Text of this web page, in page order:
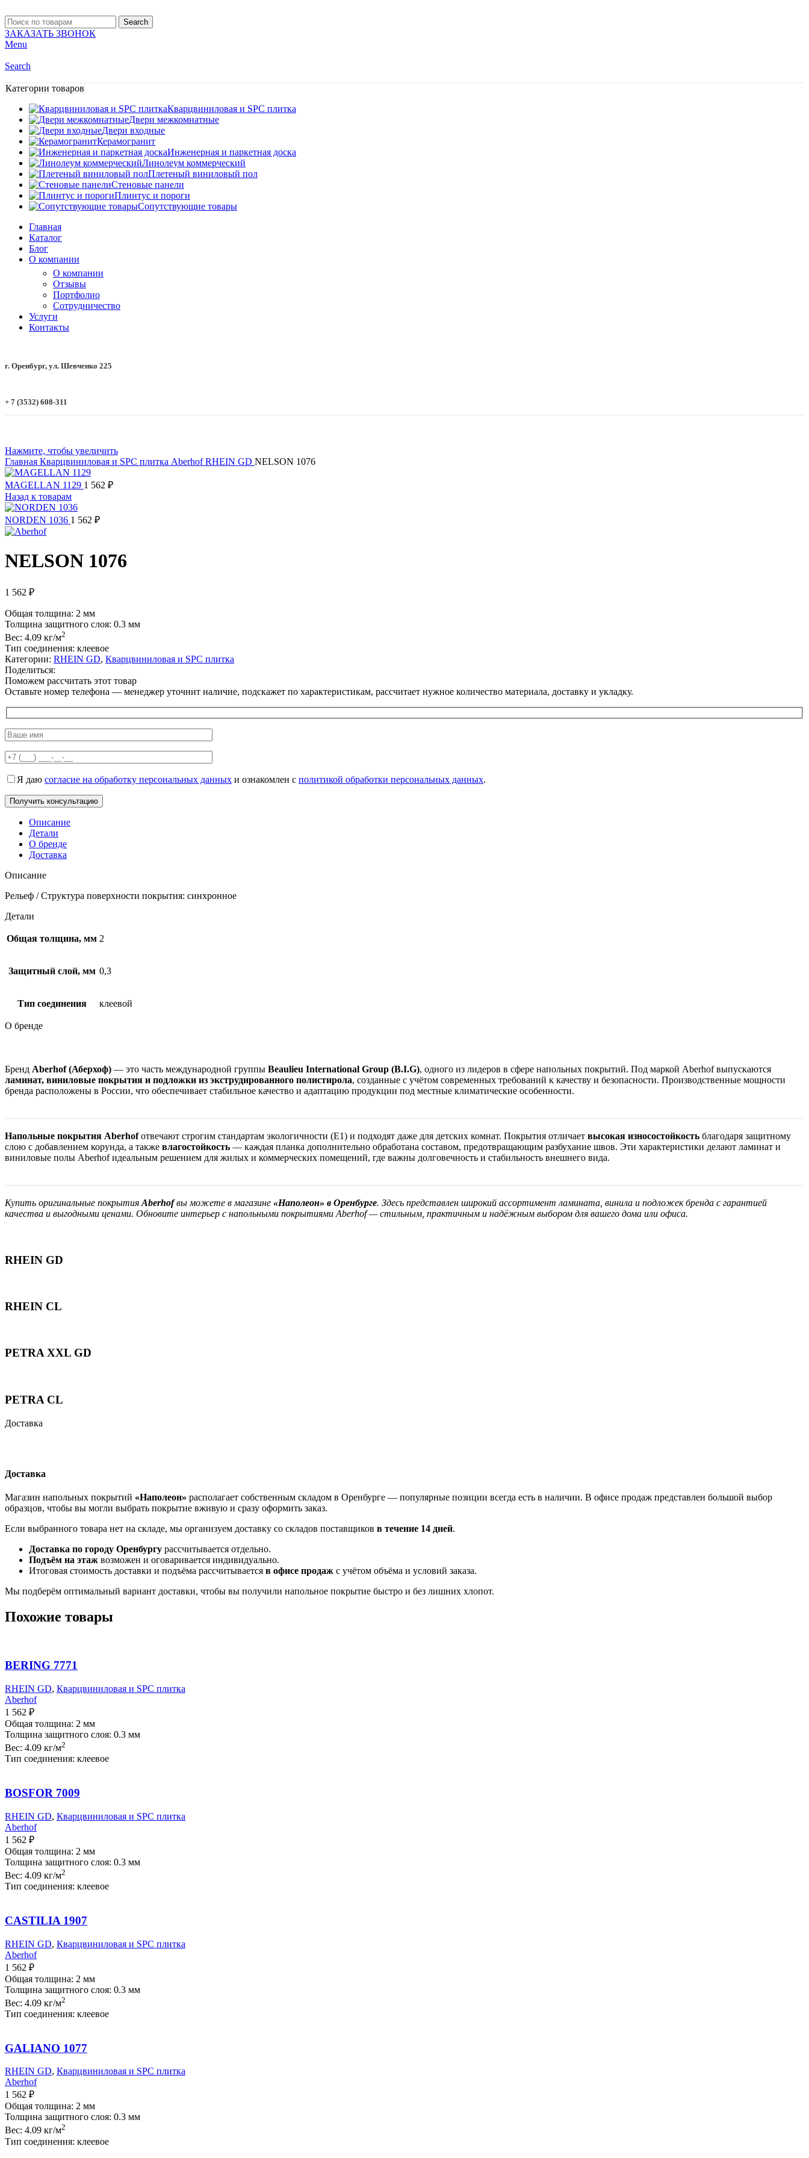
Search
ЗАКАЗАТЬ ЗВОНОК
Menu
Search
Категории товаров
Кварцвиниловая и SPC плитка
Двери межкомнатные
Двери входные
Керамогранит
Инженерная и паркетная доска
Линолеум коммерческий
Плетеный виниловый пол
Стеновые панели
Плинтус и пороги
Сопутствующие товары
Главная
Каталог
Блог
О компании
О компании
Отзывы
Портфолио
Сотрудничество
Услуги
Контакты
г. Оренбург, ул. Шевченко 225
+ 7 (3532) 608-311
Нажмите, чтобы увеличить
Главная Кварцвиниловая и SPC плитка AberhofRHEIN GD NELSON 1076
MAGELLAN 1129 1 562 ₽
Назад к товарам
NORDEN 1036 1 562 ₽
NELSON 1076
1 562 ₽
Общая толщина: 2 мм
Толщина защитного слоя: 0.3 мм
Вес: 4.09 кг/м2
Тип соединения: клеевое
Категории: RHEIN GD, Кварцвиниловая и SPC плитка
Поделиться:
Поможем рассчитать этот товар
Оставьте номер телефона — менеджер уточнит наличие, подскажет по характеристикам, рассчитает нужное количество материала, доставку и укладку.
Я даю согласие на обработку персональных данных и ознакомлен с политикой обработки персональных данных.
Описание
Детали
О бренде
Доставка
Описание
Рельеф / Структура поверхности покрытия: синхронное
Детали
Общая толщина, мм 2
Защитный слой, мм 0,3
Тип соединения клеевой
О бренде
Бренд Aberhof (Аберхоф) — это часть международной группы Beaulieu International Group (B.I.G), одного из лидеров в сфере напольных покрытий. Под маркой Aberhof выпускаются
ламинат, виниловые покрытия и подложки из экструдированного полистирола, созданные с учётом современных требований к качеству и безопасности. Производственные мощности
бренда расположены в России, что обеспечивает стабильное качество и адаптацию продукции под местные климатические особенности.
Напольные покрытия Aberhofотвечают строгим стандартам экологичности (E1) и подходят даже для детских комнат. Покрытия отличает высокая износостойкость благодаря защитному
слою с добавлением корунда, а также влагостойкость — каждая планка дополнительно обработана составом, предотвращающим разбухание швов. Эти характеристики делают ламинат и
виниловые полы Aberhof идеальным решением для жилых и коммерческих помещений, где важны долговечность и стабильность внешнего вида.
Купить оригинальные покрытия Aberhofвы можете в магазине «Наполеон» в Оренбурге. Здесь представлен широкий ассортимент ламината, винила и подложек бренда с гарантией
качества и выгодными ценами. Обновите интерьер с напольными покрытиями Aberhof — стильным, практичным и надёжным выбором для вашего дома или офиса.
RHEIN GD
RHEIN CL
PETRA XXL GD
PETRA CL
Доставка
Доставка
Магазин напольных покрытий «Наполеон» располагает собственным складом в Оренбурге — популярные позиции всегда есть в наличии. В офисе продаж представлен большой выбор
образцов, чтобы вы могли выбрать покрытие вживую и сразу оформить заказ.
Если выбранного товара нет на складе, мы организуем доставку со складов поставщиков в течение 14 дней.
Доставка по городу Оренбургу рассчитывается отдельно.
Подъём на этаж возможен и оговаривается индивидуально.
Итоговая стоимость доставки и подъёма рассчитывается в офисе продаж с учётом объёма и условий заказа.
Мы подберём оптимальный вариант доставки, чтобы вы получили напольное покрытие быстро и без лишних хлопот.
Похожие товары
BERING 7771
RHEIN GD, Кварцвиниловая и SPC плитка
Aberhof
1 562 ₽
Общая толщина: 2 мм
Толщина защитного слоя: 0.3 мм
Вес: 4.09 кг/м2
Тип соединения: клеевое
BOSFOR 7009
RHEIN GD, Кварцвиниловая и SPC плитка
Aberhof
1 562 ₽
Общая толщина: 2 мм
Толщина защитного слоя: 0.3 мм
Вес: 4.09 кг/м2
Тип соединения: клеевое
CASTILIA 1907
RHEIN GD, Кварцвиниловая и SPC плитка
Aberhof
1 562 ₽
Общая толщина: 2 мм
Толщина защитного слоя: 0.3 мм
Вес: 4.09 кг/м2
Тип соединения: клеевое
GALIANO 1077
RHEIN GD, Кварцвиниловая и SPC плитка
Aberhof
1 562 ₽
Общая толщина: 2 мм
Толщина защитного слоя: 0.3 мм
Вес: 4.09 кг/м2
Тип соединения: клеевое